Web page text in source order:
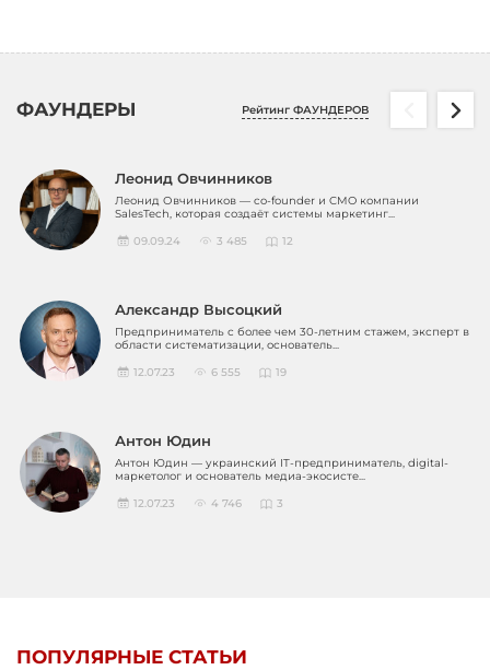
ФАУНДЕРЫ Рейтинг ФАУНДЕРОВ
Леонид Овчинников
Леонид Овчинников — co-founder и CMO компании
SalesTech, которая создаёт системы маркетинг...
09.09.24
3 485 12
Александр Высоцкий
Предприниматель с более чем 30-летним стажем, эксперт в
области систематизации, основатель...
12.07.23
6 555 19
Антон Юдин
Антон Юдин — украинский IT-предприниматель, digital-
маркетолог и основатель медиа-экосисте...
12.07.23
4 746 3
ПОПУЛЯРНЫЕ СТАТЬИ